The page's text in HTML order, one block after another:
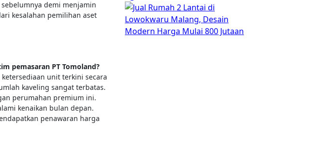
demi menjamin
kesalahan pemilihan aset
pemasaran PT Tomoland?
unit terkini secara
kaveling sangat terbatas.
perumahan premium ini.
kenaikan bulan depan.
penawaran harga